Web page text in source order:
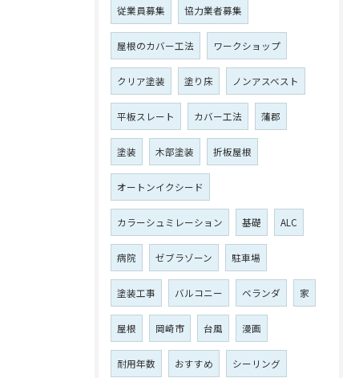
従業員募集 協力業者募集
屋根のカバー工法 ワークショップ
クリア塗装 塗り床 ノンアスベスト
平板スレート カバー工法 蒲郡
塗装 木部塗装 折板屋根
オートンイクシード
カラーシュミレーション 基礎 ALC
病院 ゼブラゾーン 駐車場
塗装工事 バルコニー ベランダ 家
屋根 岡崎市 台風 漫画
耐用年数 おすすめ シーリング